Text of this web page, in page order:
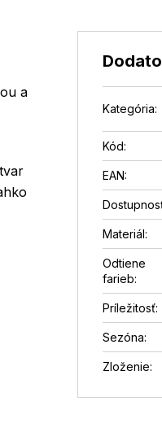
a
Kategória:
Kód:
EAN:
Materiál:
Odtiene
farieb:
Príležitosť:
Sezóna:
Zloženie: